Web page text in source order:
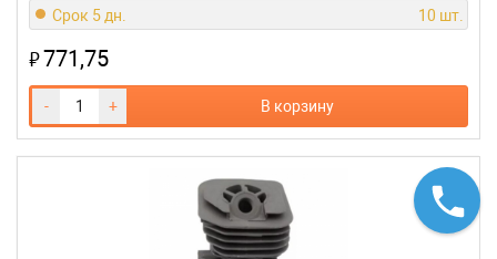
Срок 5 дн. 10 шт.
₽771,75
- + В корзину